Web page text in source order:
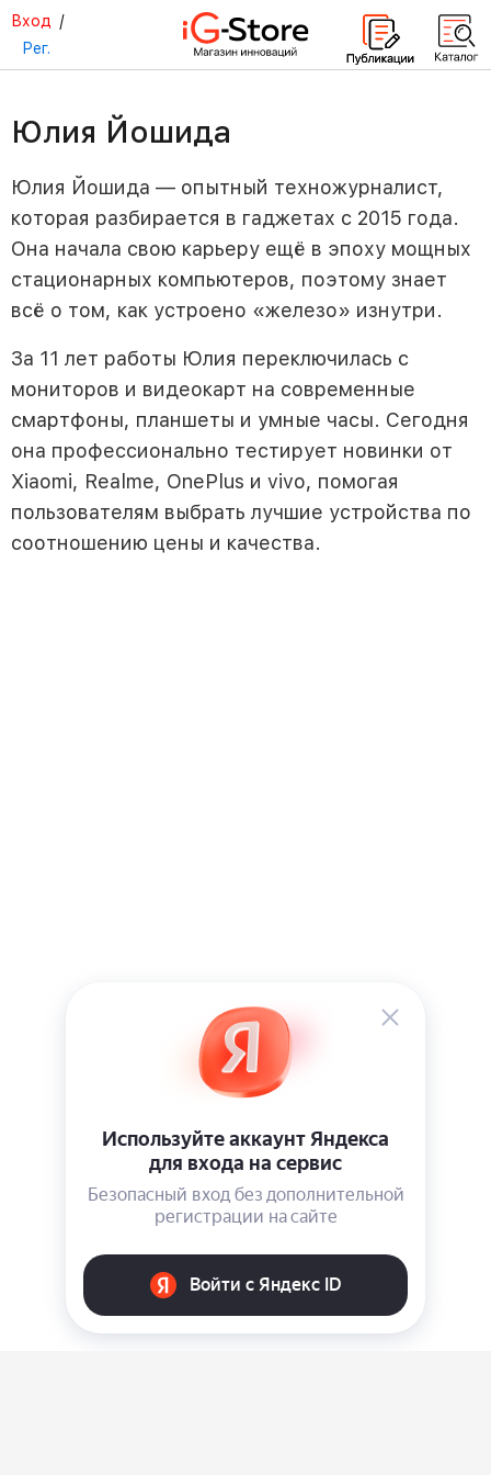
Вход /
Рег.
Юлия Йошида
Юлия Йошида — опытный техножурналист,
которая разбирается в гаджетах с 2015 года.
Она начала свою карьеру ещё в эпоху мощных
стационарных компьютеров, поэтому знает
всё о том, как устроено «железо» изнутри.
За 11 лет работы Юлия переключилась с
мониторов и видеокарт на современные
смартфоны, планшеты и умные часы. Сегодня
она профессионально тестирует новинки от
Xiaomi, Realme, OnePlus и vivo, помогая
пользователям выбрать лучшие устройства по
соотношению цены и качества.